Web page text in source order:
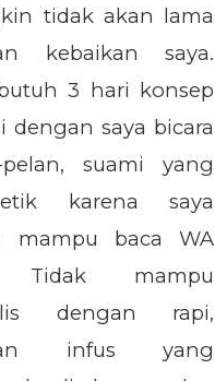
tidak akan lama
kebaikan saya.
3 hari konsep
dengan saya bicara
pelan, suami yang
karena saya
mampu baca WA
Tidak mampu
dengan rapi,
infus yang